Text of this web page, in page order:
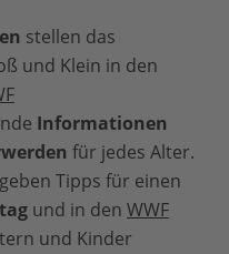
stellen das
und Klein in den
Informationen
für jedes Alter.
geben Tipps für einen
und in den WWF
und Kinder